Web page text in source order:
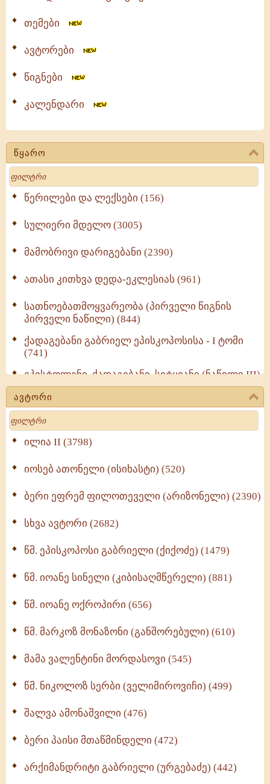
თემები
ავტორები
წიგნები
კალენდარი
წყარო
Search
წერილები და ლექსები (156)
სულიერი მდელო (3005)
მამობრივი დარიგებანი (2390)
ათასი კითხვა დედა-ეკლესიას (961)
სათნოებათმოყვარეობა (პირველი წიგნის
პირველი ნაწილი) (844)
ქადაგებანი გაბრიელ ეპისკოპოსისა - I ტომი
(741)
ეპისტოლენი, ქადაგებანი, სიტყვანი (ნაწილი III)
(723)
მოძღვრის ძალზე სასარგებლო რჩევები
მრევლისათვის (545)
Wisdomge (514)
ქადაგებანი გაბრიელ ეპისკოპოსისა - II ტომი
სულიერი ცხოვრების სახელმძღვანელო -
ნაწილი II (369)
ავტორი
Search
ილია II (3798)
იოსებ ათონელი (ისიხასტი) (520)
ბერი ეფრემ ფილოთეველი (არიზონელი) (2390)
სხვა ავტორი (2682)
წმ. ეპისკოპოსი გაბრიელი (ქიქოძე) (1479)
წმ. იოანე სინელი (კიბისაღმწერელი) (881)
წმ. იოანე ოქროპირი (656)
წმ. მარკოზ მონაზონი (განშორებული) (610)
მამა ვალენტინი მორდასოვი (545)
წმ. ნიკოლოზ სერბი (ველიმიროვიჩი) (499)
შალვა ამონაშვილი (476)
ბერი პაისი მთაწმინდელი (472)
არქიმანდრიტი გაბრიელი (ურგებაძე) (442)